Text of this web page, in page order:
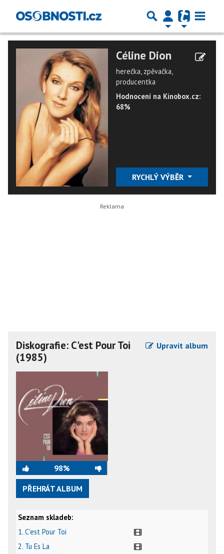
Céline Dion
herečka, zpěvačka,
producentka
Hodnocení na Kinobox.cz:
68%
RYCHLÝ VÝBĚR
Diskografie: C'est Pour Toi
(1985)
Upravit album
98%
PŘEHRÁT ALBUM
Seznam skladeb:
1. C'est Pour Toi
2. Tu Es La